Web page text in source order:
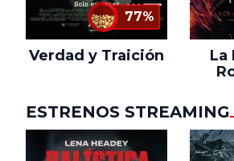
77%
Verdad y Traición
La
ESTRENOS STREAMING